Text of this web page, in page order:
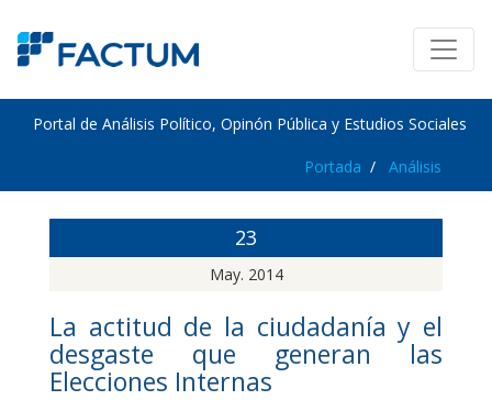
Portal de Análisis Político, Opinón Pública y Estudios Sociales
Portada Análisis
23
May. 2014
La actitud de la ciudadanía y el
desgaste que generan las
Elecciones Internas